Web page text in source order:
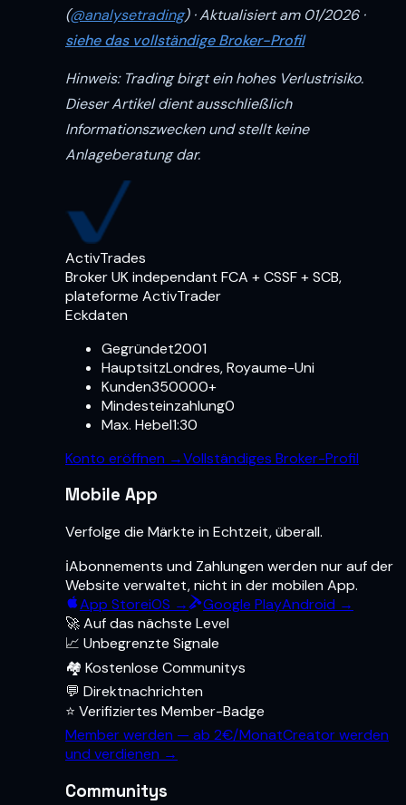
(@analysetrading) · Aktualisiert am 01/2026 ·
siehe das vollständige Broker-Profil
Hinweis: Trading birgt ein hohes Verlustrisiko.
Dieser Artikel dient ausschließlich
Informationszwecken und stellt keine
Anlageberatung dar.
ActivTrades
Broker UK independant FCA + CSSF + SCB,
plateforme ActivTrader
Eckdaten
Gegründet2001
HauptsitzLondres, Royaume-Uni
Kunden350000+
Mindesteinzahlung0
Max. Hebel1:30
Konto eröffnen →Vollständiges Broker-Profil
Mobile App
Verfolge die Märkte in Echtzeit, überall.
ℹ️Abonnements und Zahlungen werden nur auf der
Website verwaltet, nicht in der mobilen App.
App StoreiOS → Google PlayAndroid →
🚀 Auf das nächste Level
📈 Unbegrenzte Signale
🏘️ Kostenlose Communitys
💬 Direktnachrichten
⭐ Verifiziertes Member-Badge
Member werden — ab 2€/MonatCreator werden
und verdienen →
Communitys